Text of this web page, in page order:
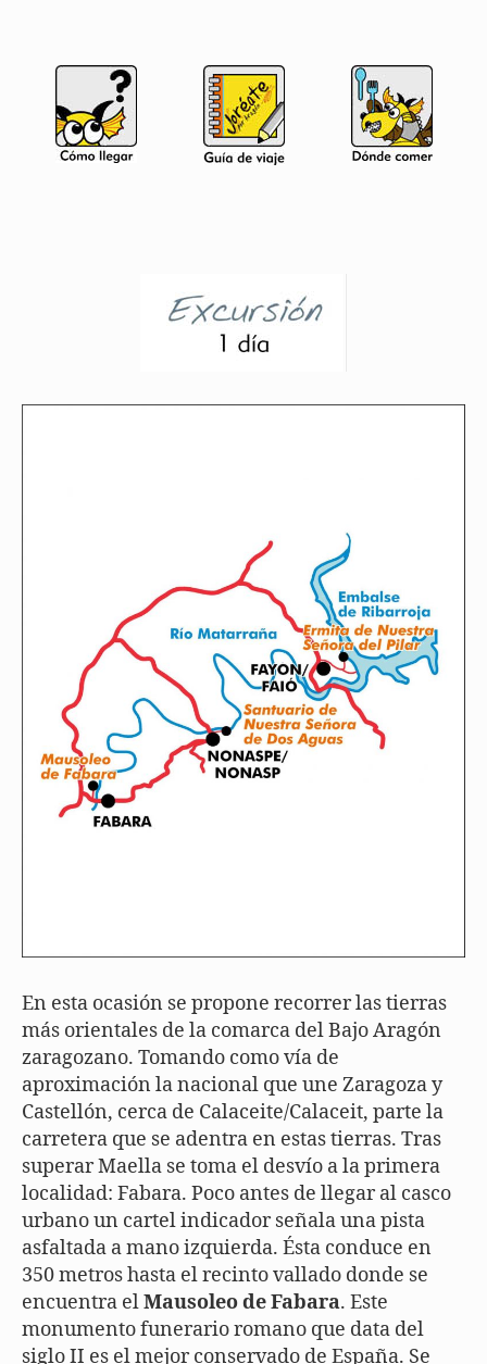
En esta ocasión se propone recorrer las tierras
más orientales de la comarca del Bajo Aragón
zaragozano. Tomando como vía de
aproximación la nacional que une Zaragoza y
Castellón, cerca de Calaceite/Calaceit, parte la
carretera que se adentra en estas tierras. Tras
superar Maella se toma el desvío a la primera
localidad: Fabara. Poco antes de llegar al casco
urbano un cartel indicador señala una pista
asfaltada a mano izquierda. Ésta conduce en
350 metros hasta el recinto vallado donde se
encuentra elMausoleo de Fabara. Este
monumento funerario romano que data del
siglo II es el mejor conservado de España. Se